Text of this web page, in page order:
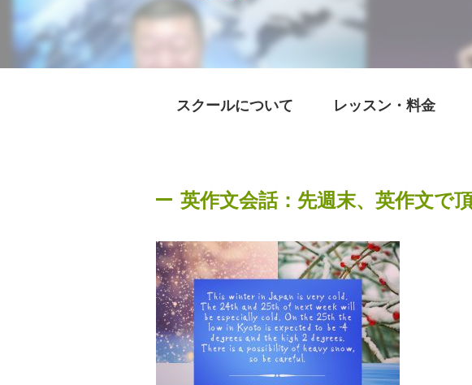
スクールについて レッスン・料金
英作文会話：先週末、英作文で